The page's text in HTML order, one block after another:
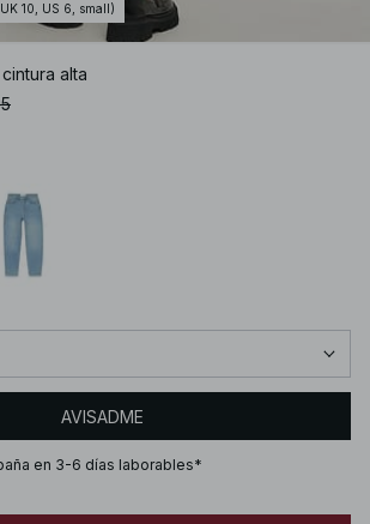
10, US 6, small)
alta
AVISADME
en 3-6 días laborables*